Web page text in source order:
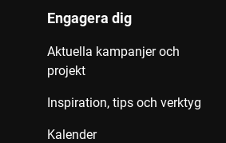
Engagera dig
Aktuella kampanjer och
projekt
Inspiration, tips och verktyg
Kalender